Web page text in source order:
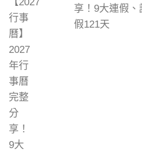
享！9大連假
假121天